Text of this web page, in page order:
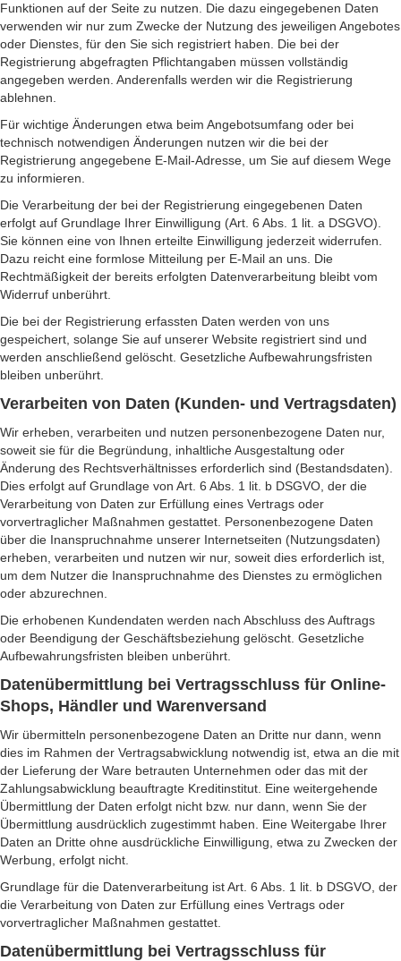
Funktionen auf der Seite zu nutzen. Die dazu eingegebenen Daten
verwenden wir nur zum Zwecke der Nutzung des jeweiligen Angebotes
oder Dienstes, für den Sie sich registriert haben. Die bei der
Registrierung abgefragten Pflichtangaben müssen vollständig
angegeben werden. Anderenfalls werden wir die Registrierung
ablehnen.
Für wichtige Änderungen etwa beim Angebotsumfang oder bei
technisch notwendigen Änderungen nutzen wir die bei der
Registrierung angegebene E-Mail-Adresse, um Sie auf diesem Wege
zu informieren.
Die Verarbeitung der bei der Registrierung eingegebenen Daten
erfolgt auf Grundlage Ihrer Einwilligung (Art. 6 Abs. 1 lit. a DSGVO).
Sie können eine von Ihnen erteilte Einwilligung jederzeit widerrufen.
Dazu reicht eine formlose Mitteilung per E-Mail an uns. Die
Rechtmäßigkeit der bereits erfolgten Datenverarbeitung bleibt vom
Widerruf unberührt.
Die bei der Registrierung erfassten Daten werden von uns
gespeichert, solange Sie auf unserer Website registriert sind und
werden anschließend gelöscht. Gesetzliche Aufbewahrungsfristen
bleiben unberührt.
Verarbeiten von Daten (Kunden- und Vertragsdaten)
Wir erheben, verarbeiten und nutzen personenbezogene Daten nur,
soweit sie für die Begründung, inhaltliche Ausgestaltung oder
Änderung des Rechtsverhältnisses erforderlich sind (Bestandsdaten).
Dies erfolgt auf Grundlage von Art. 6 Abs. 1 lit. b DSGVO, der die
Verarbeitung von Daten zur Erfüllung eines Vertrags oder
vorvertraglicher Maßnahmen gestattet. Personenbezogene Daten
über die Inanspruchnahme unserer Internetseiten (Nutzungsdaten)
erheben, verarbeiten und nutzen wir nur, soweit dies erforderlich ist,
um dem Nutzer die Inanspruchnahme des Dienstes zu ermöglichen
oder abzurechnen.
Die erhobenen Kundendaten werden nach Abschluss des Auftrags
oder Beendigung der Geschäftsbeziehung gelöscht. Gesetzliche
Aufbewahrungsfristen bleiben unberührt.
Datenübermittlung bei Vertragsschluss für Online-
Shops, Händler und Warenversand
Wir übermitteln personenbezogene Daten an Dritte nur dann, wenn
dies im Rahmen der Vertragsabwicklung notwendig ist, etwa an die mit
der Lieferung der Ware betrauten Unternehmen oder das mit der
Zahlungsabwicklung beauftragte Kreditinstitut. Eine weitergehende
Übermittlung der Daten erfolgt nicht bzw. nur dann, wenn Sie der
Übermittlung ausdrücklich zugestimmt haben. Eine Weitergabe Ihrer
Daten an Dritte ohne ausdrückliche Einwilligung, etwa zu Zwecken der
Werbung, erfolgt nicht.
Grundlage für die Datenverarbeitung ist Art. 6 Abs. 1 lit. b DSGVO, der
die Verarbeitung von Daten zur Erfüllung eines Vertrags oder
vorvertraglicher Maßnahmen gestattet.
Datenübermittlung bei Vertragsschluss für